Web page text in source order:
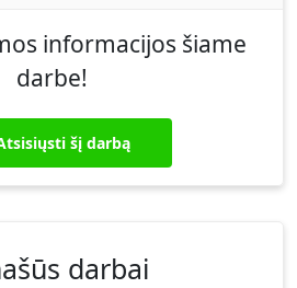
informacijos šiame
darbe!
šį darbą
darbai